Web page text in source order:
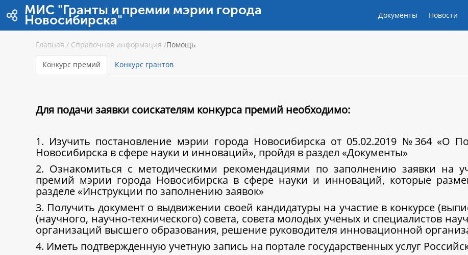
Zum Inhalt wechseln
МИС "Гранты и премии мэрии города
Новосибирска" Документы Новости
Главная / Справочная информация /Помощь
Конкурс премий Конкурс грантов
Для подачи заявки соискателям конкурса премий необходимо:
1. Изучить постановление мэрии города Новосибирска от 05.02.2019 №364 «О
Новосибирска в сфере науки и инноваций», пройдя в раздел «Документы»
2. Ознакомиться с методическими рекомендациями по заполнению заявки на
премий мэрии города Новосибирска в сфере науки и инноваций, которые
разделе «Инструкции по заполнению заявок»
3. Получить документ о выдвижении своей кандидатуры на участие в конкурсе
(научного, научно-технического) совета, совета молодых ученых и специалистов
организаций высшего образования, решение руководителя инновационной
4. Иметь подтвержденную учетную запись на портале государственных услуг